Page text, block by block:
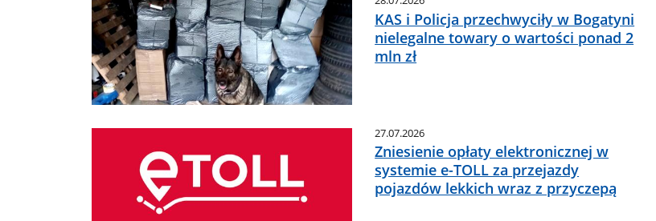
KAS i Policja przechwyciły w Bogatyni
nielegalne towary o wartości ponad 2
mln zł
27.07.2026
Zniesienie opłaty elektronicznej w
systemie e-TOLL za przejazdy
pojazdów lekkich wraz z przyczepą